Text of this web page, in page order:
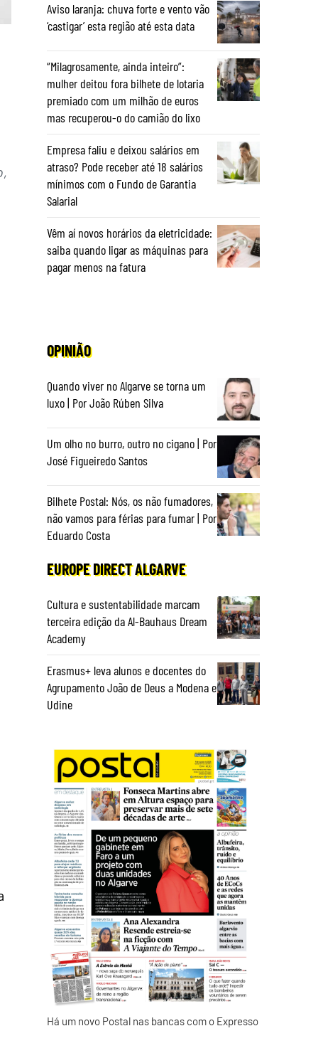
Aviso laranja: chuva forte e vento vão
‘castigar’ esta região até esta data
“Milagrosamente, ainda inteiro”:
mulher deitou fora bilhete de lotaria
premiado com um milhão de euros
mas recuperou-o do camião do lixo
Empresa faliu e deixou salários em
atraso? Pode receber até 18 salários
mínimos com o Fundo de Garantia
Salarial
Vêm aí novos horários da eletricidade:
saiba quando ligar as máquinas para
pagar menos na fatura
OPINIÃO
Quando viver no Algarve se torna um
luxo | Por João Rúben Silva
Um olho no burro, outro no cigano | Por
José Figueiredo Santos
Bilhete Postal: Nós, os não fumadores,
não vamos para férias para fumar | Por
Eduardo Costa
EUROPE DIRECT ALGARVE
Cultura e sustentabilidade marcam
terceira edição da Al-Bauhaus Dream
Academy
Erasmus+ leva alunos e docentes do
Agrupamento João de Deus a Modena e
Udine
Há um novo Postal nas bancas com o Expresso